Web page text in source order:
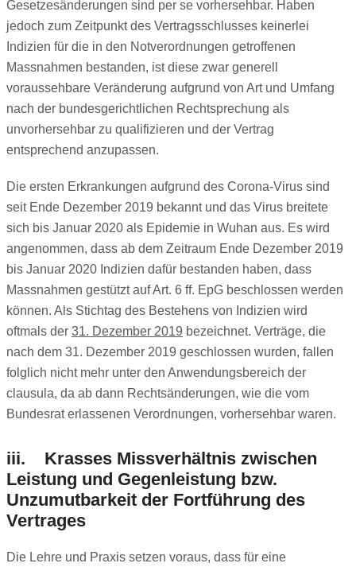
Gesetzesänderungen sind per se vorhersehbar. Haben
jedoch zum Zeitpunkt des Vertragsschlusses keinerlei
Indizien für die in den Notverordnungen getroffenen
Massnahmen bestanden, ist diese zwar generell
voraussehbare Veränderung aufgrund von Art und Umfang
nach der bundesgerichtlichen Rechtsprechung als
unvorhersehbar zu qualifizieren und der Vertrag
entsprechend anzupassen.
Die ersten Erkrankungen aufgrund des Corona-Virus sind
seit Ende Dezember 2019 bekannt und das Virus breitete
sich bis Januar 2020 als Epidemie in Wuhan aus. Es wird
angenommen, dass ab dem Zeitraum Ende Dezember 2019
bis Januar 2020 Indizien dafür bestanden haben, dass
Massnahmen gestützt auf Art. 6 ff. EpG beschlossen werden
können. Als Stichtag des Bestehens von Indizien wird
oftmals der 31. Dezember 2019 bezeichnet. Verträge, die
nach dem 31. Dezember 2019 geschlossen wurden, fallen
folglich nicht mehr unter den Anwendungsbereich der
clausula, da ab dann Rechtsänderungen, wie die vom
Bundesrat erlassenen Verordnungen, vorhersehbar waren.
iii. Krasses Missverhältnis zwischen
Leistung und Gegenleistung bzw.
Unzumutbarkeit der Fortführung des
Vertrages
Die Lehre und Praxis setzen voraus, dass für eine